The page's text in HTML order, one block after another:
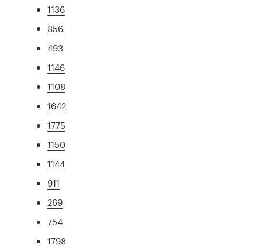
1136
856
493
1146
1108
1642
1775
1150
1144
911
269
754
1798